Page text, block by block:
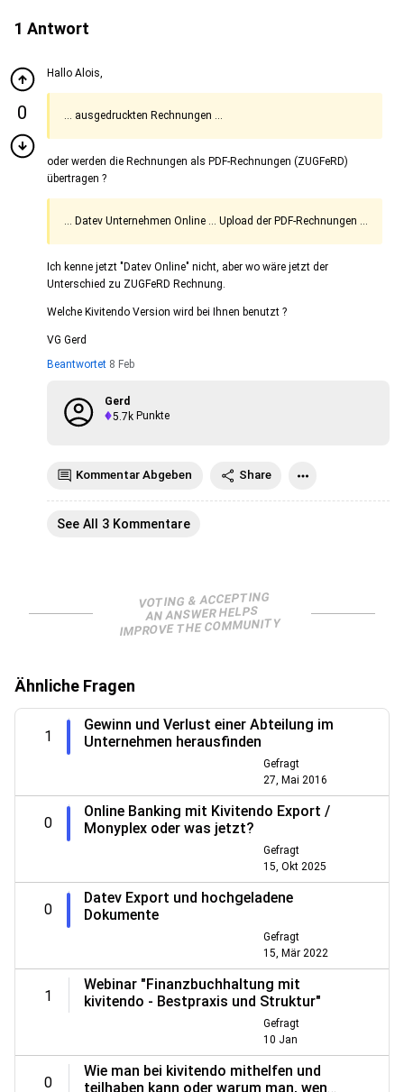
1 Antwort
0
Hallo Alois,
... ausgedruckten Rechnungen ...
oder werden die Rechnungen als PDF-Rechnungen (ZUGFeRD)
übertragen ?
... Datev Unternehmen Online ... Upload der PDF-Rechnungen ...
Ich kenne jetzt "Datev Online" nicht, aber wo wäre jetzt der
Unterschied zu ZUGFeRD Rechnung.
Welche Kivitendo Version wird bei Ihnen benutzt ?
VG Gerd
Beantwortet 8 Feb
Gerd
5.7k Punkte
Kommentar Abgeben Share
See All 3 Kommentare
VOTING & ACCEPTING
AN ANSWER HELPS
IMPROVE THE COMMUNITY
Ähnliche Fragen
1
Gewinn und Verlust einer Abteilung im
Unternehmen herausfinden
Gefragt
27, Mai 2016
0
Online Banking mit Kivitendo Export /
Monyplex oder was jetzt?
Gefragt
15, Okt 2025
0
Datev Export und hochgeladene
Dokumente
Gefragt
15, Mär 2022
1
Webinar "Finanzbuchhaltung mit
kivitendo - Bestpraxis und Struktur"
Gefragt
10 Jan
0
Wie man bei kivitendo mithelfen und
teilhaben kann oder warum man, wenn